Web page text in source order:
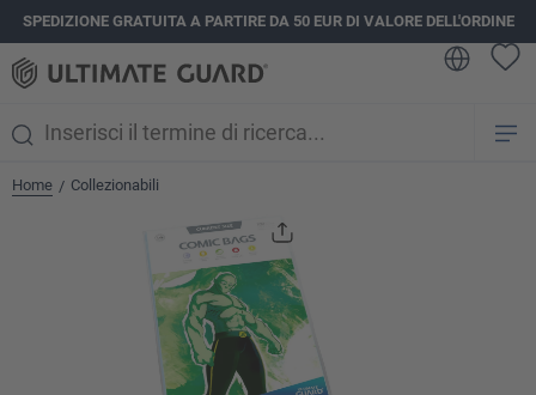
principale
SPEDIZIONE GRATUITA A PARTIRE DA 50 EUR DI VALORE DELL'ORDINE
Home / Collezionabili